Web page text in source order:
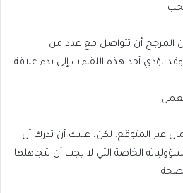
من المرجح أن تتواصل مع عدد من
يؤدي أحد هذه اللقاءات إلى بدء علاقة
غير المتوقع. لكن، عليك أن تدرك أن
الخاصة التي لا يجب أن تتجاهلها.